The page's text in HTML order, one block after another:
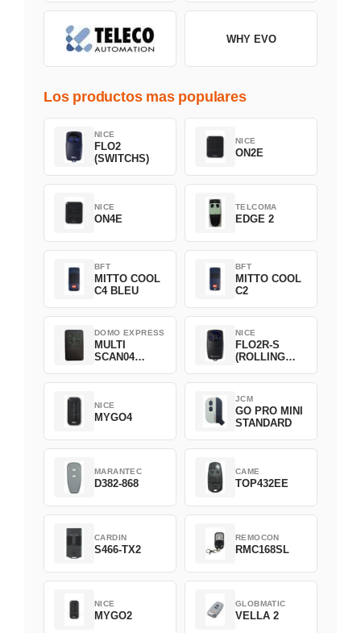
WHY EVO
Los productos mas populares
NICE
FLO2
(SWITCHS)
NICE
ON2E
NICE
ON4E
TELCOMA
EDGE 2
BFT
MITTO COOL
C4 BLEU
BFT
MITTO COOL
C2
DOMO EXPRESS
MULTI
SCAN04
NICE
FLO2R-S
(ROLLING
NICE
MYGO4
JCM
GO PRO MINI
STANDARD
MARANTEC
D382-868
CAME
TOP432EE
CARDIN
S466-TX2
REMOCON
RMC168SL
NICE
MYGO2
GLOBMATIC
VELLA 2